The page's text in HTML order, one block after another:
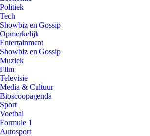
Politiek
Tech
Showbiz en Gossip
Opmerkelijk
Entertainment
Showbiz en Gossip
Muziek
Film
Televisie
Media & Cultuur
Bioscoopagenda
Sport
Voetbal
Formule 1
Autosport